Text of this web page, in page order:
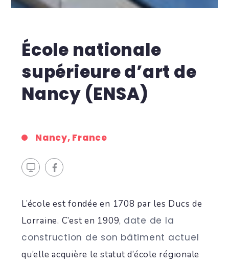
École nationale
supérieure d’art de
Nancy (ENSA)
Nancy, France
L’école est fondée en 1708 par les Ducs de
Lorraine. C’est en 1909, date de la
construction de son bâtiment actuel
qu’elle acquière le statut d’école régionale